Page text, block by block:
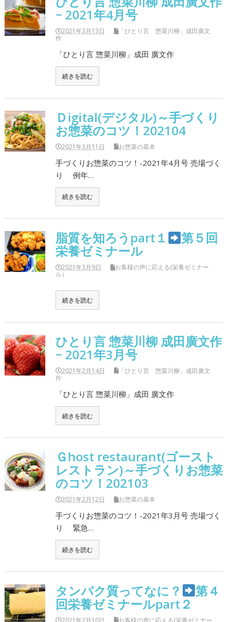
~ 2021年4月号
2021年3月13日
「ひとり言 惣菜川柳」成田廣文
作
「ひとり言 惣菜川柳」成田 廣文作
続きを読む
Ｄigital(デジタル)～手づくり
お惣菜のコツ！202104
2021年3月11日 お惣菜の基本
手づくりお惣菜のコツ！-2021年4月号 売場づく
り 例年…
続きを読む
脂質を知ろうpart１ 第５回
栄養ゼミナール
2021年3月9日
お客様の声に応える(栄養ゼミナー
ル）
続きを読む
ひとり言 惣菜川柳 成田廣文作
~ 2021年3月号
2021年2月14日
「ひとり言 惣菜川柳」成田廣文
作
「ひとり言 惣菜川柳」成田 廣文作
続きを読む
Ｇhost restaurant(ゴースト
レストラン)～手づくりお惣菜
のコツ！202103
2021年2月12日 お惣菜の基本
手づくりお惣菜のコツ！-2021年3月号 売場づく
り 緊急…
続きを読む
タンパク質ってなに？ 第４
回栄養ゼミナールpart２
2021年2月10日 お客様の声に応える(栄養ゼミナー